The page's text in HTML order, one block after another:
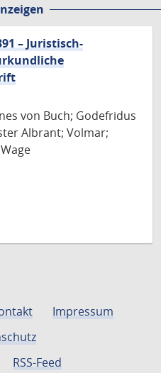
– Juristisch-
von Buch; Godefridus
Albrant; Volmar;
Impressum
RSS-Feed